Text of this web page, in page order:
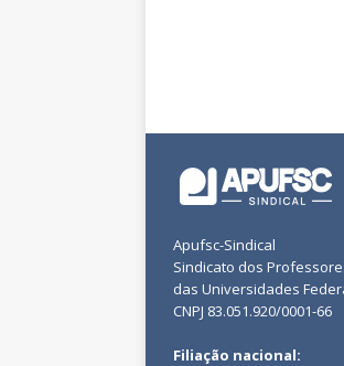
Apufsc-Sindical
Sindicato dos
das Universidades
CNPJ 83.051.920/0001-66
Filiação nacional: